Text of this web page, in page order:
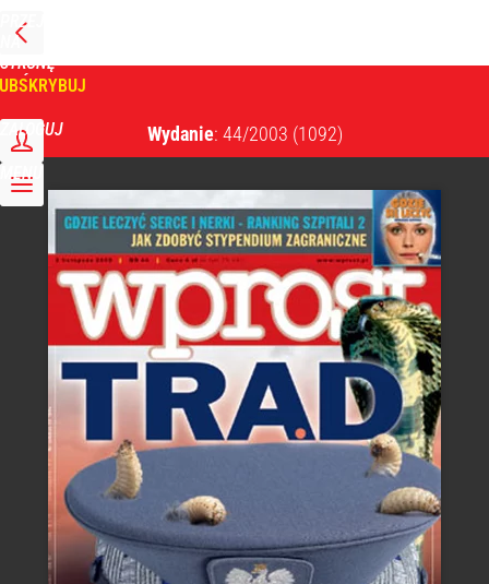
PRZEJDŹ
NA
STRONĘ
GŁÓWNĄ
ZALOGUJ
MENU
Wydanie: 44/2003 (1092)